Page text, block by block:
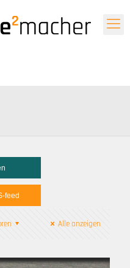
feed
Alle anzeigen